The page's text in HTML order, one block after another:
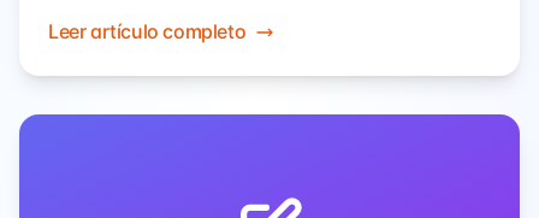
y consejos profesionales.
Leer artículo completo